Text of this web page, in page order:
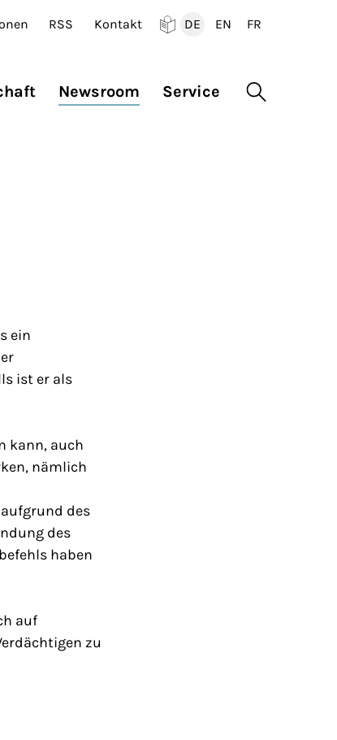
RSS Kontakt
DE
EN
FR
Newsroom Service Suche
ein
ist er als
kann, auch
nämlich
des
des
haben
auf
zu